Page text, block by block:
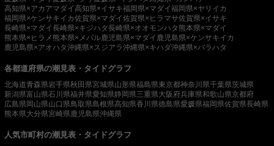
高知県×アカアマダイ高知県×イサキ福岡県×マダイ福岡県×ヤリイカ
福岡県×ケンサキイカ佐賀県×マダイ佐賀県×ヒラマサ佐賀県×イサキ
長崎県×マダイ長崎県×キジハタ長崎県×オオモンハタ 熊本県×マダイ
熊本県×ヒラメ 熊本県×メバル鹿児島県×マダイ 鹿児島県×ケンサキイカ
鹿児島県×アオハタ沖縄県×スジアラ沖縄県×キハダ沖縄県×バラハタ
各都道府県の潮見表・タイドグラフ
北海道青森県岩手県秋田県宮城県山形県福島県東京都神奈川県千葉県茨城県
新潟県富山県石川県福井県愛知県静岡県三重県大阪府兵庫県和歌山県京都府
広島県岡山県山口県鳥取県島根県高知県香川県徳島県愛媛県福岡県佐賀県長崎県
熊本県大分県宮崎県鹿児島県沖縄県
人気市町村の潮見表・タイドグラフ